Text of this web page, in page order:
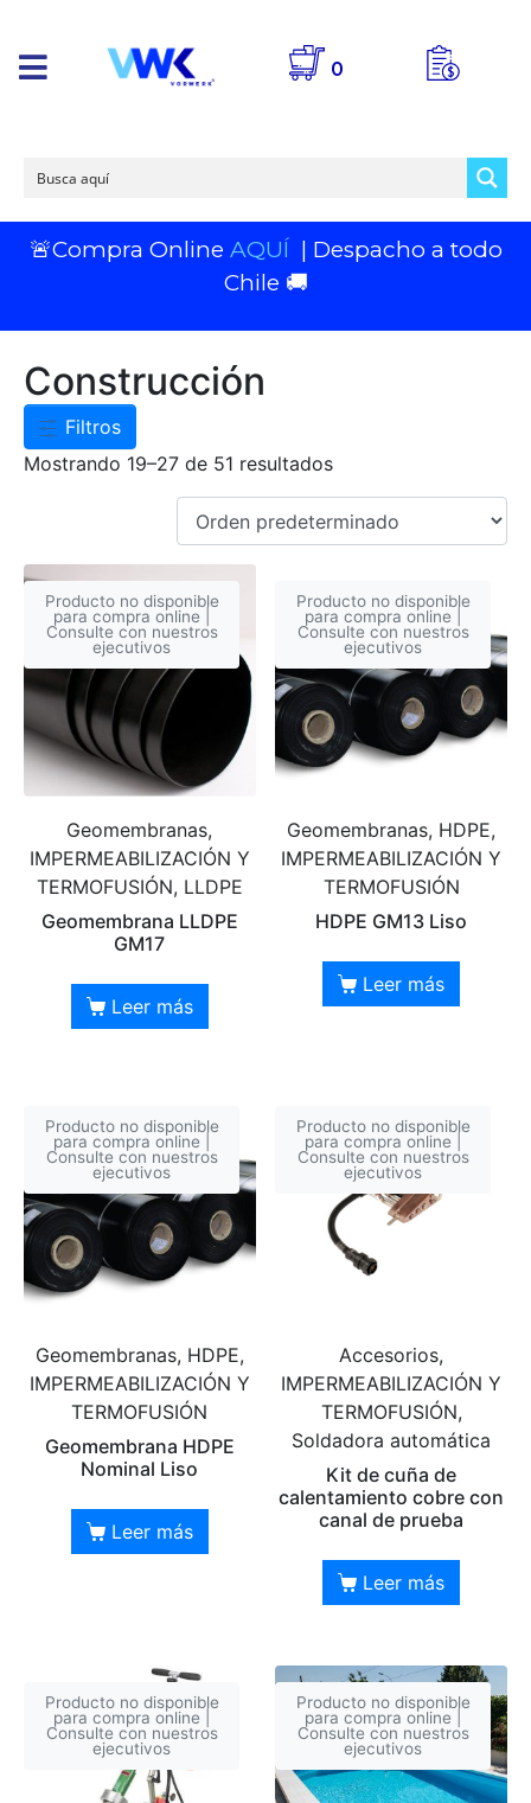
0
🚨Compra Online AQUÍ | Despacho a todo
Chile 🚚
Construcción
Filtros
Mostrando 19–27 de 51 resultados
Producto no disponible
para compra online |
Consulte con nuestros
ejecutivos
Geomembranas,
IMPERMEABILIZACIÓN Y
TERMOFUSIÓN, LLDPE
Geomembrana LLDPE
GM17
Leer más
Producto no disponible
para compra online |
Consulte con nuestros
ejecutivos
Geomembranas, HDPE,
IMPERMEABILIZACIÓN Y
TERMOFUSIÓN
HDPE GM13 Liso
Leer más
Producto no disponible
para compra online |
Consulte con nuestros
ejecutivos
Geomembranas, HDPE,
IMPERMEABILIZACIÓN Y
TERMOFUSIÓN
Geomembrana HDPE
Nominal Liso
Leer más
Producto no disponible
para compra online |
Consulte con nuestros
ejecutivos
Accesorios,
IMPERMEABILIZACIÓN Y
TERMOFUSIÓN,
Soldadora automática
Kit de cuña de
calentamiento cobre con
canal de prueba
Leer más
Producto no disponible
para compra online |
Consulte con nuestros
ejecutivos
Producto no disponible
para compra online |
Consulte con nuestros
ejecutivos